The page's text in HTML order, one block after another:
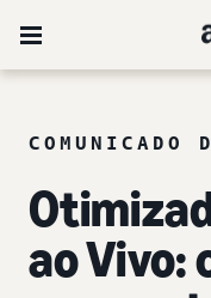
COMUNICADO
ao Vivo: